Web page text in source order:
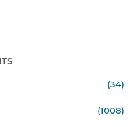
(34)
(1008)